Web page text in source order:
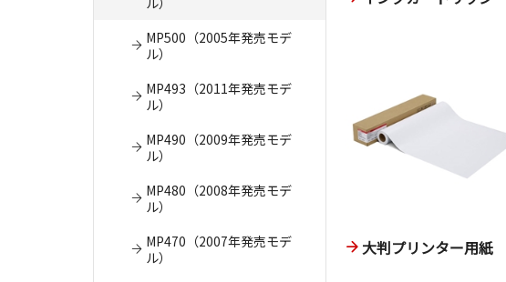
MP500（2005年発売モデ
ル）
MP493（2011年発売モデ
ル）
MP490（2009年発売モデ
ル）
MP480（2008年発売モデ
ル）
MP470（2007年発売モデ
ル）
大判プリンター用紙